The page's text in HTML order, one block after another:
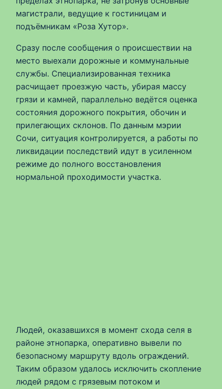
магистрали, ведущие к гостиницам и
подъёмникам «Роза Хутор».
Сразу после сообщения о происшествии на
место выехали дорожные и коммунальные
службы. Специализированная техника
расчищает проезжую часть, убирая массу
грязи и камней, параллельно ведётся оценка
состояния дорожного покрытия, обочин и
прилегающих склонов. По данным мэрии
Сочи, ситуация контролируется, а работы по
ликвидации последствий идут в усиленном
режиме до полного восстановления
нормальной проходимости участка.
Людей, оказавшихся в момент схода селя в
районе этнопарка, оперативно вывели по
безопасному маршруту вдоль ограждений.
Таким образом удалось исключить скопление
людей рядом с грязевым потоком и